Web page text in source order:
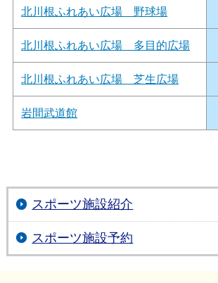
北川根ふれあい広場 野球場
北川根ふれあい広場 多目的広場
北川根ふれあい広場 芝生広場
岩間武道館
スポーツ施設紹介
スポーツ施設予約